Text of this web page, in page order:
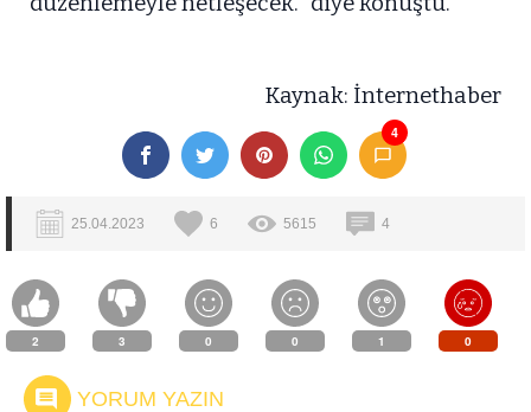
Kaynak: İnternethaber
4
25.04.2023 6 5615 4
2 3 0 0 1 0
YORUM YAZIN